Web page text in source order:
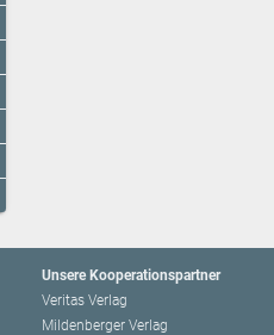
Unsere Kooperationspartner
Veritas Verlag
Mildenberger Verlag